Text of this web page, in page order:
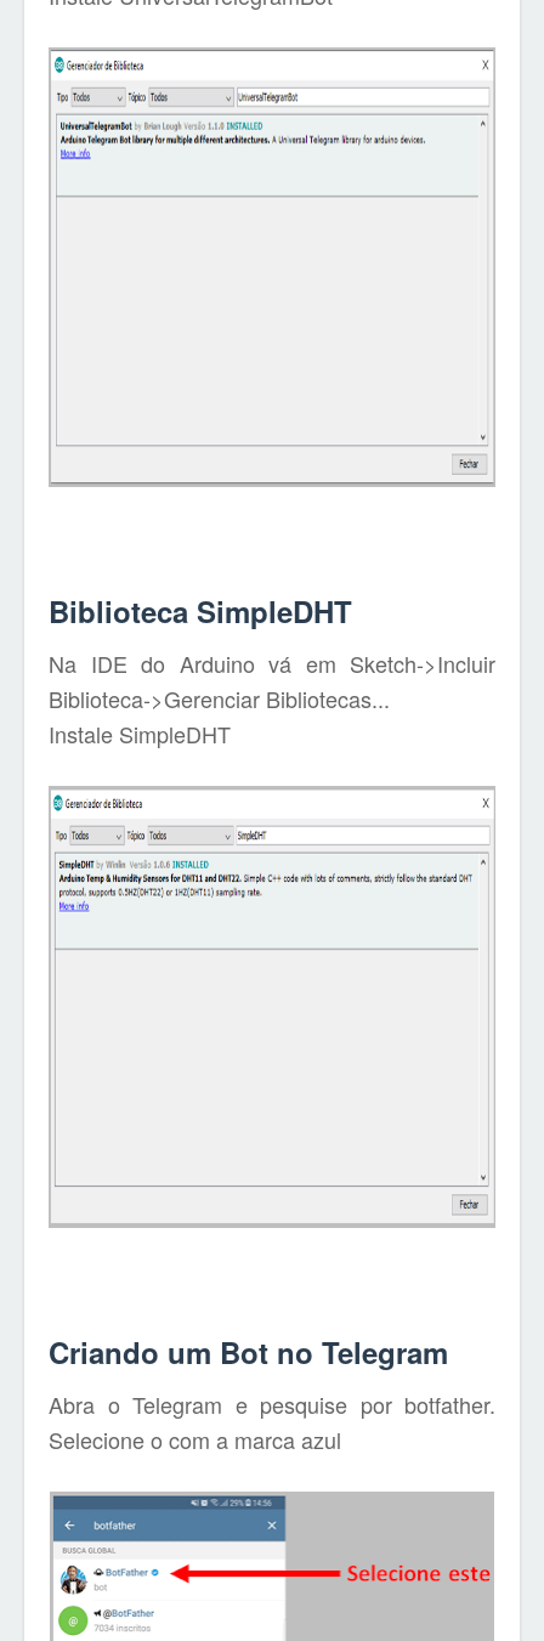
Biblioteca SimpleDHT
Na IDE do Arduino vá em Sketch->Incluir
Biblioteca->Gerenciar Bibliotecas...
Instale SimpleDHT
Criando um Bot no Telegram
Abra o Telegram e pesquise por botfather.
Selecione o com a marca azul